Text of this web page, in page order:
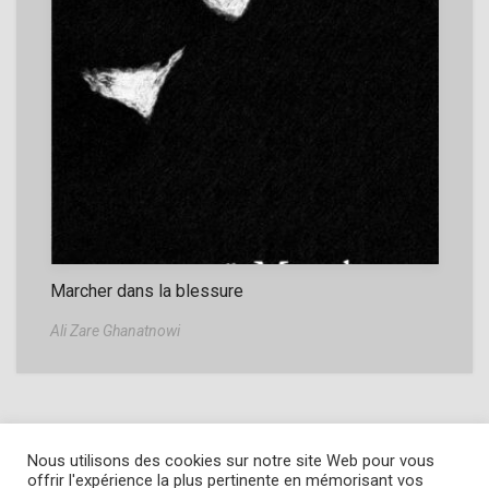
Marcher dans la blessure
Ali Zare Ghanatnowi
Nous utilisons des cookies sur notre site Web pour vous
offrir l'expérience la plus pertinente en mémorisant vos